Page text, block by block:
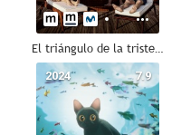
El triángulo de la tristeza
7.9
2024